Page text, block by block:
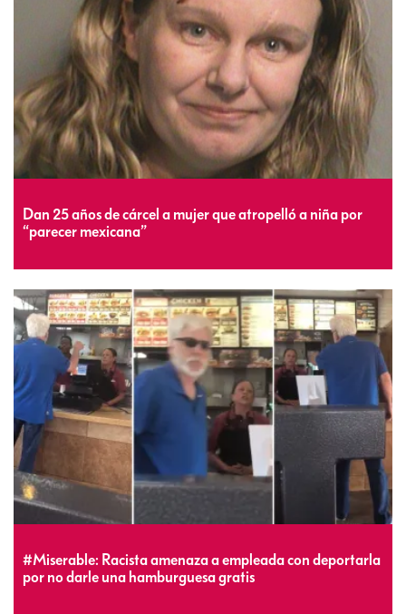
Dan 25 años de cárcel a mujer que atropelló a niña por
“parecer mexicana”
#Miserable: Racista amenaza a empleada con deportarla
por no darle una hamburguesa gratis